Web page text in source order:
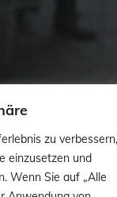
zu verbessern,
einzusetzen und
Wenn Sie auf „Alle